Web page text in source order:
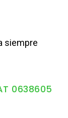
siempre
0638605